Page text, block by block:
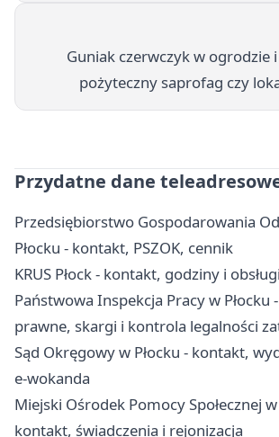
Guniak czerwczyk w ogrodzie
pożyteczny saprofag czy
Przydatne dane
Przedsiębiorstwo Gospodarowania
Płocku - kontakt, PSZOK, cennik
KRUS Płock - kontakt, godziny i
Państwowa Inspekcja Pracy w Płocku
prawne, skargi i kontrola legalności
Sąd Okręgowy w Płocku - kontakt,
e-wokanda
Miejski Ośrodek Pomocy Społecznej w
kontakt, świadczenia i rejonizacja